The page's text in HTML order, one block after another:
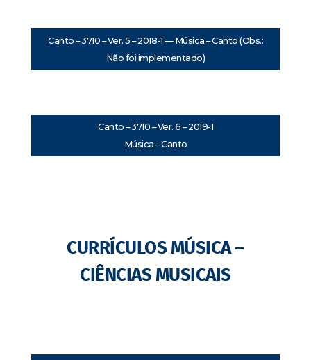
Canto – 3710 – Ver. 5 – 2018-1 — Música – Canto (Obs.:
Não foi implementado)
Canto – 3710 – Ver. 6 – 2019-1
Música – Canto
CURRÍCULOS MÚSICA –
CIÊNCIAS MUSICAIS